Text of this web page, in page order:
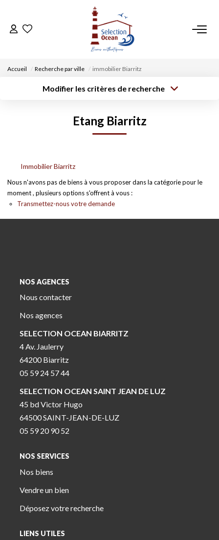
ACCUEIL
DÉPOSEZ VOTRE RECHERCHE
NOUS REJOINDRE
CONTACT
EN
Accueil Recherche par ville immobilier Biarritz
Modifier les critères de recherche
Surface min
Etang Biarritz
Immobilier Biarritz
Nous n'avons pas de biens à vous proposer dans la catégorie pour le
moment , plusieurs options s'offrent à vous :
Transmettez-nous votre demande
NOS AGENCES
Nous contacter
Nos agences
SELECTION OCEAN BIARRITZ
4 Av. Jaulerry
64200 Biarritz
05 59 24 57 44
SELECTION OCEAN SAINT JEAN DE LUZ
45 bd Victor Hugo
64500 SAINT-JEAN-DE-LUZ
05 59 20 90 52
NOS SERVICES
Nos biens
Vendre un bien
Déposez votre recherche
LIENS UTILES